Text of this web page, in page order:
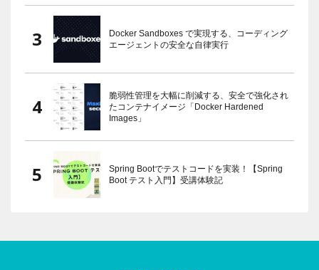
Docker Sandboxes で実現する、コーディング
エージェントの安全な自律実行
脆弱性管理を大幅に削減する、安全で強化され
たコンテナイメージ「Docker Hardened
Images」
Spring Bootでテストコードを実装！【Spring
Boot テスト入門】受講体験記